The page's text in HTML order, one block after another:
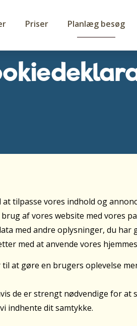
Priser Planlæg besøg
tilpasse vores indhold og
af vores website med vores
med andre oplysninger, du
med at anvende vores
at gøre en brugers oplevelse
de er strengt nødvendige for
indhente dit samtykke.